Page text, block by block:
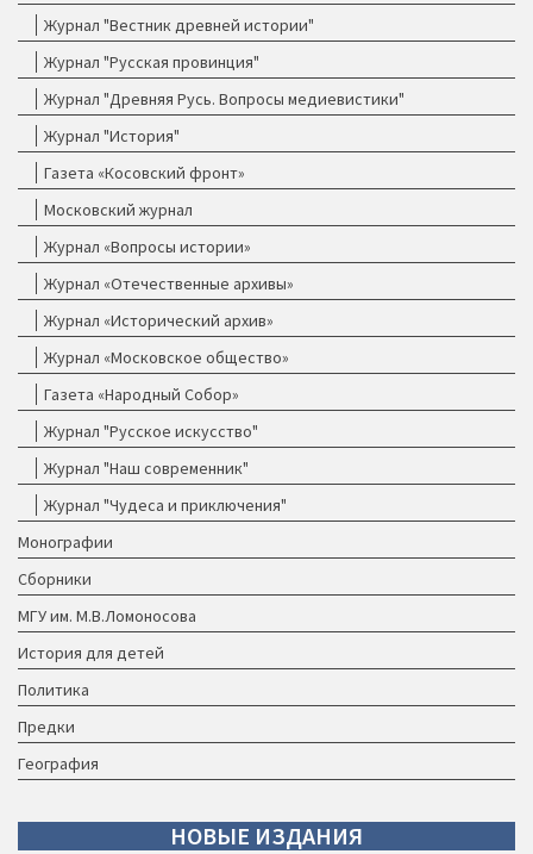
Журнал "Вестник древней истории"
Журнал "Русская провинция"
Журнал "Древняя Русь. Вопросы медиевистики"
Журнал "История"
Газета «Косовский фронт»
Московский журнал
Журнал «Вопросы истории»
Журнал «Отечественные архивы»
Журнал «Исторический архив»
Журнал «Московское общество»
Газета «Народный Собор»
Журнал "Русское искусство"
Журнал "Наш современник"
Журнал "Чудеса и приключения"
Монографии
Сборники
МГУ им. М.В.Ломоносова
История для детей
Политика
Предки
География
НОВЫЕ ИЗДАНИЯ